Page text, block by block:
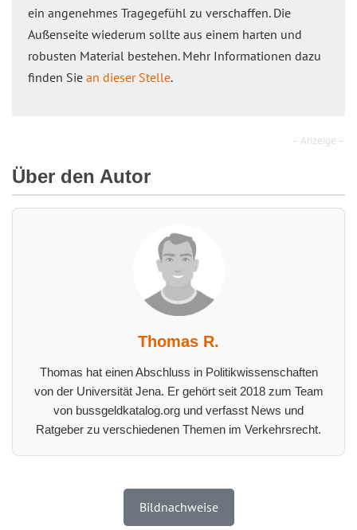
ein angenehmes Tragegefühl zu verschaffen. Die
Außenseite wiederum sollte aus einem harten und
robusten Material bestehen. Mehr Informationen dazu
finden Sie an dieser Stelle.
– Anzeige –
Über den Autor
Thomas R.
Thomas hat einen Abschluss in Politikwissenschaften
von der Universität Jena. Er gehört seit 2018 zum Team
von bussgeldkatalog.org und verfasst News und
Ratgeber zu verschiedenen Themen im Verkehrsrecht.
Bildnachweise